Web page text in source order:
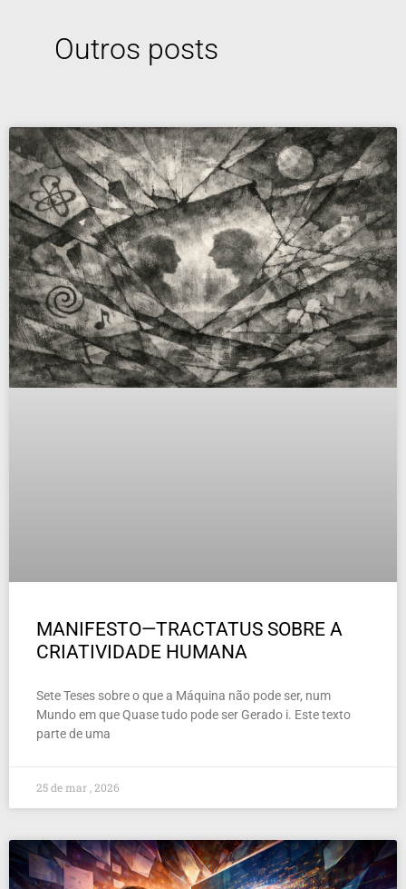
Outros posts
MANIFESTO—TRACTATUS SOBRE A
CRIATIVIDADE HUMANA
Sete Teses sobre o que a Máquina não pode ser, num
Mundo em que Quase tudo pode ser Gerado i. Este texto
parte de uma
25 de mar , 2026